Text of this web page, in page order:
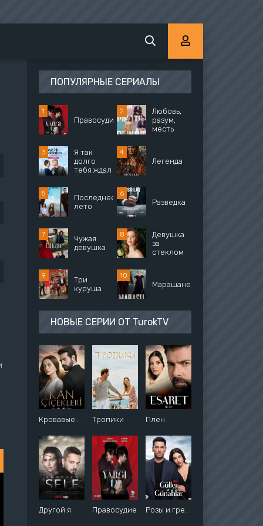
ПОПУЛЯРНЫЕ СЕРИАЛЫ
Правосудие
Любовь,
разум,
месть
Я так
долго
тебя ждал
Легенда
Последнее
лето
Разведка
Чужая
девушка
Девушка
за
стеклом
Три
куруша
Марашанец
НОВЫЕ СЕРИИ ОТ TurokTV
Кровавые цветы Тропики Плен
Другой я Правосудие Розы и грехи